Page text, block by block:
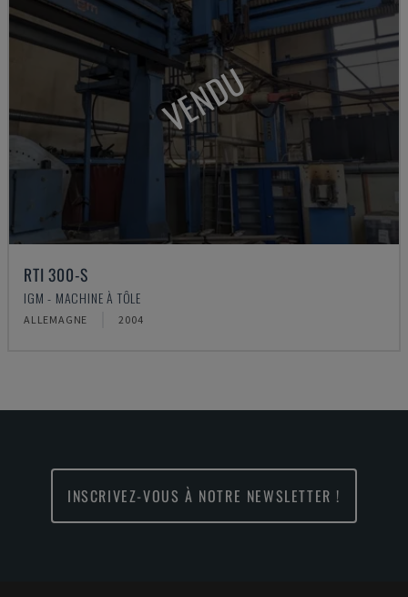
VENDU
RTI 300-S
IGM - MACHINE À TÔLE
ALLEMAGNE 2004
INSCRIVEZ-VOUS À NOTRE NEWSLETTER !